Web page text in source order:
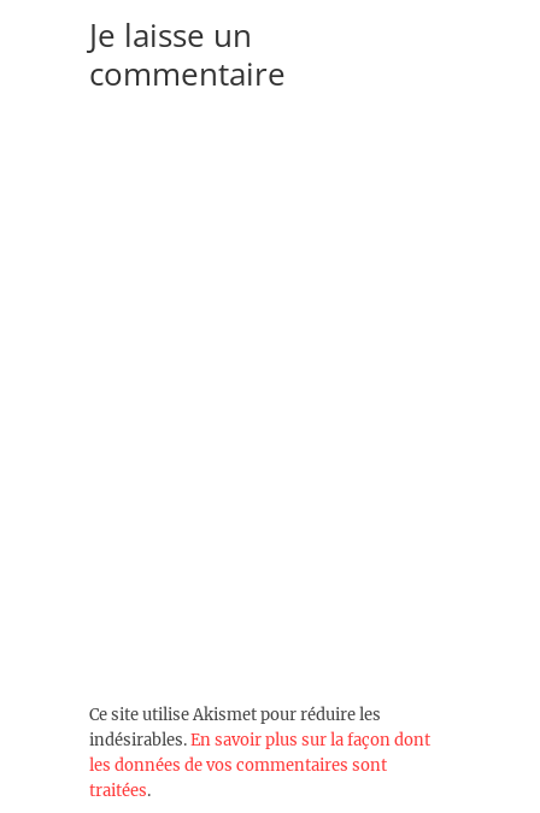
Je laisse un
commentaire
Ce site utilise Akismet pour réduire les
indésirables.En savoir plus sur la façon dont
les données de vos commentaires sont
traitées.